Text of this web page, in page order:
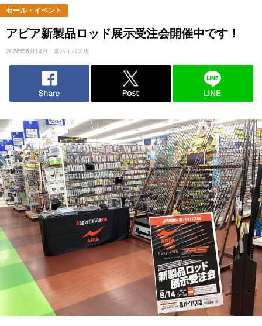
セール・イベント
アピア新製品ロッド展示受注会開催中です！
2026年6月14日 泉バイパス店